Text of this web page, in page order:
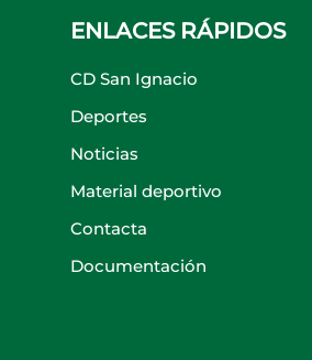
ENLACES RÁPIDOS
CD San Ignacio
Deportes
Noticias
Material deportivo
Contacta
Documentación